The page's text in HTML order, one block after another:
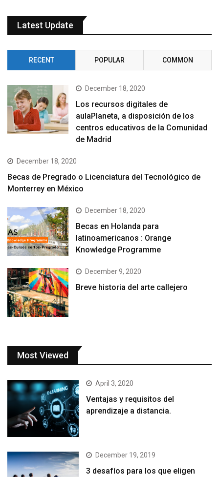
Latest Update
RECENT POPULAR COMMON
December 18, 2020
Los recursos digitales de
aulaPlaneta, a disposición de los
centros educativos de la Comunidad
de Madrid
December 18, 2020
Becas de Pregrado o Licenciatura del Tecnológico de
Monterrey en México
December 18, 2020
Becas en Holanda para
latinoamericanos : Orange
Knowledge Programme
December 9, 2020
Breve historia del arte callejero
Most Viewed
April 3, 2020
Ventajas y requisitos del
aprendizaje a distancia.
December 19, 2019
3 desafíos para los que eligen